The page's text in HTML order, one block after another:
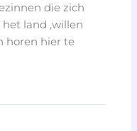
die zich
het land ,willen
horen hier te